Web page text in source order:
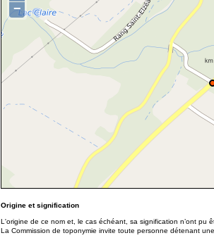
−
Origine et signification
L'origine de ce nom et, le cas échéant, sa signification n’ont pu
La Commission de toponymie invite toute personne détenant